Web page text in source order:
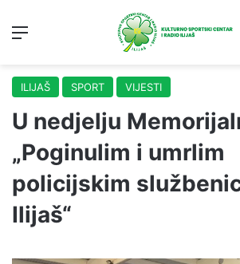
ILIJAŠ SPORT VIJESTI
U nedjelju
„Poginulim i umrlim
policijskim
Ilijaš“